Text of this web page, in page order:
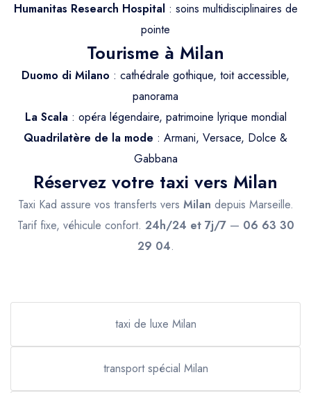
Humanitas Research Hospital: soins multidisciplinaires de
pointe
Tourisme à Milan
Duomo di Milano : cathédrale gothique, toit accessible,
panorama
La Scala: opéra légendaire, patrimoine lyrique mondial
Quadrilatère de la mode : Armani, Versace, Dolce &
Gabbana
Réservez votre taxi vers Milan
Taxi Kad assure vos transferts vers Milan depuis Marseille.
Tarif fixe, véhicule confort. 24h/24 et 7j/7— 06 63 30
29 04.
taxi de luxe Milan
transport spécial Milan